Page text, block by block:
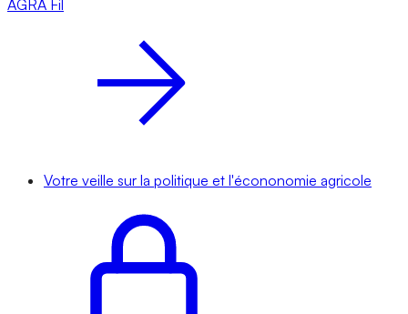
AGRA Fil
Votre veille sur la politique et l'écononomie agricole